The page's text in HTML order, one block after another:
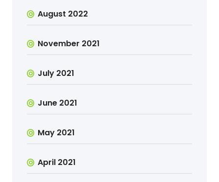
August 2022
November 2021
July 2021
June 2021
May 2021
April 2021